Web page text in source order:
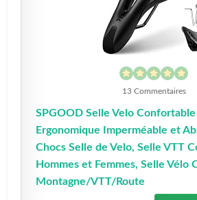
13 Commentaires
SPGOOD Selle Velo Confortable
Ergonomique Imperméable et
Chocs Selle de Velo, Selle VTT
Hommes et Femmes, Selle Vélo
Montagne/VTT/Route